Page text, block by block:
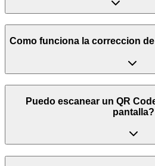
Como funciona la correccion
Puedo escanear un QR
pantalla?